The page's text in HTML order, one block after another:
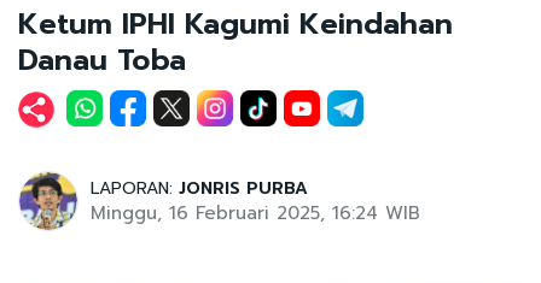
Ketum IPHI Kagumi Keindahan
Danau Toba
LAPORAN: JONRIS PURBA
Minggu, 16 Februari 2025, 16:24 WIB